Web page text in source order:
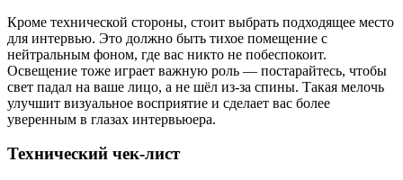
Кроме технической стороны, стоит выбрать подходящее место
для интервью. Это должно быть тихое помещение с
нейтральным фоном, где вас никто не побеспокоит.
Освещение тоже играет важную роль — постарайтесь, чтобы
свет падал на ваше лицо, а не шёл из-за спины. Такая мелочь
улучшит визуальное восприятие и сделает вас более
уверенным в глазах интервьюера.
Технический чек-лист